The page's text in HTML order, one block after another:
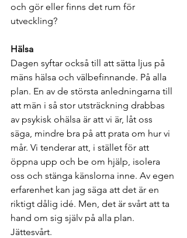
och gör eller finns det rum för
utveckling?
Hälsa
Dagen syftar också till att sätta ljus på
mäns hälsa och välbefinnande. På alla
plan. En av de största anledningarna till
att män i så stor utsträckning drabbas
av psykisk ohälsa är att vi är, låt oss
säga, mindre bra på att prata om hur vi
mår. Vi tenderar att, i stället för att
öppna upp och be om hjälp, isolera
oss och stänga känslorna inne. Av egen
erfarenhet kan jag säga att det är en
riktigt dålig idé. Men, det är svårt att ta
hand om sig själv på alla plan.
Jättesvårt.